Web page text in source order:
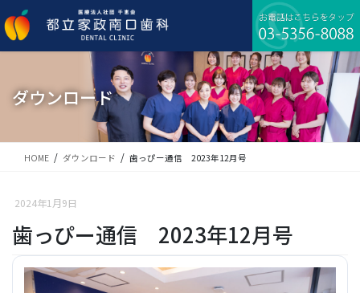
ン
テ
ビ
ゲ
移
ダウンロード
HOME ダウンロード 歯っぴー通信 2023年12月号
2024年1月9日
歯っぴー通信 2023年12月号